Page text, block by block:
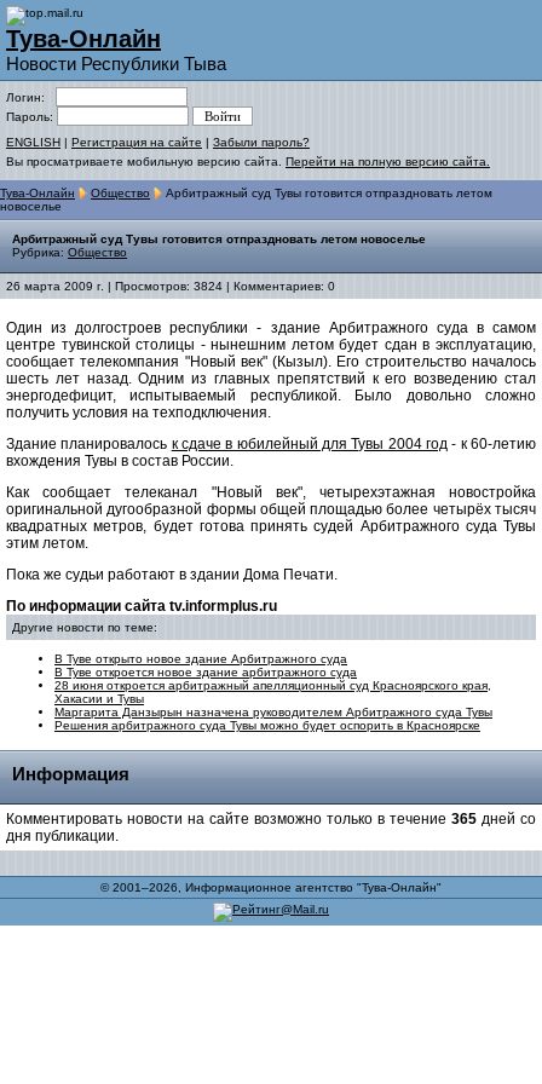
Тува-Онлайн
Новости Республики Тыва
Логин:
Пароль:
ENGLISH | Регистрация на сайте | Забыли пароль?
Вы просматриваете мобильную версию сайта. Перейти на полную версию сайта.
Тува-Онлайн Общество
Арбитражный суд Тувы готовится отпраздновать летом
новоселье
Арбитражный суд Тувы готовится отпраздновать летом новоселье
Рубрика: Общество
26 марта 2009 г. | Просмотров: 3824 | Комментариев: 0
Один из долгостроев республики - здание Арбитражного суда в самом
центре тувинской столицы - нынешним летом будет сдан в эксплуатацию,
сообщает телекомпания "Новый век" (Кызыл). Его строительство началось
шесть лет назад. Одним из главных препятствий к его возведению стал
энергодефицит, испытываемый республикой. Было довольно сложно
получить условия на техподключения.
Здание планировалось к сдаче в юбилейный для Тувы 2004 год - к 60-летию
вхождения Тувы в состав России.
Как сообщает телеканал "Новый век", четырехэтажная новостройка
оригинальной дугообразной формы общей площадью более четырёх тысяч
квадратных метров, будет готова принять судей Арбитражного суда Тувы
этим летом.
Пока же судьи работают в здании Дома Печати.
По информации сайта tv.informplus.ru
Другие новости по теме:
В Туве открыто новое здание Арбитражного суда
В Туве откроется новое здание арбитражного суда
28 июня откроется арбитражный апелляционный суд Красноярского края,
Хакасии и Тувы
Маргарита Данзырын назначена руководителем Арбитражного суда Тувы
Решения арбитражного суда Тувы можно будет оспорить в Красноярске
Информация
Комментировать новости на сайте возможно только в течение 365 дней со
дня публикации.
© 2001–2026, Информационное агентство "Тува-Онлайн"